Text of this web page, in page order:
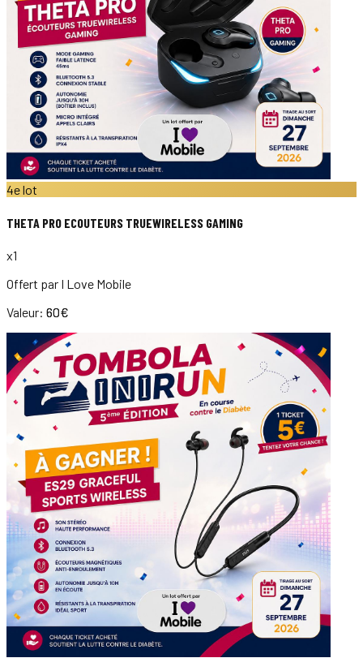
4e lot
THETA PRO ECOUTEURS TRUEWIRELESS GAMING
x1
Offert par I Love Mobile
Valeur: 60€